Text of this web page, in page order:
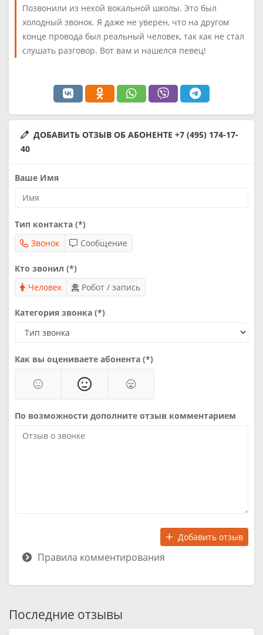
Позвонили из некой вокальной школы. Это был
холодный звонок. Я даже не уверен, что на другом
конце провода был реальный человек, так как не стал
слушать разговор. Вот вам и нашелся певец!
ДОБАВИТЬ ОТЗЫВ ОБ АБОНЕНТЕ +7 (495) 174-17-
40
Ваше Имя
Тип контакта (*)
Звонок
Сообщение
Кто звонил (*)
Человек
Робот / запись
Категория звонка (*)
Как вы оцениваете абонента (*)
По возможности дополните отзыв комментарием
Добавить отзыв
Правила комментирования
Последние отзывы